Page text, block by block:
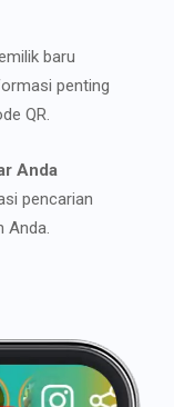
baru
penting
QR.
Anda
pencarian
Anda.